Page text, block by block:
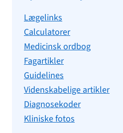
Lægelinks
Calculatorer
Medicinsk ordbog
Fagartikler
Guidelines
Videnskabelige artikler
Diagnosekoder
Kliniske fotos